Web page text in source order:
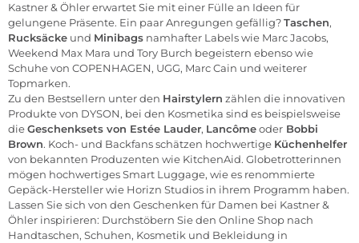
Kastner & Öhler erwartet Sie mit einer Fülle an Ideen für
gelungene Präsente. Ein paar Anregungen gefällig?Taschen,
Rucksäcke und Minibags namhafter Labels wie Marc Jacobs,
Weekend Max Mara und Tory Burch begeistern ebenso wie
Schuhe von COPENHAGEN, UGG, Marc Cain und weiterer
Topmarken.
Zu den Bestsellern unter den Hairstylern zählen die innovativen
Produkte von DYSON, bei den Kosmetika sind es beispielsweise
dieGeschenksets von Estée Lauder, Lancômeoder Bobbi
Brown. Koch- und Backfans schätzen hochwertige Küchenhelfer
von bekannten Produzenten wie KitchenAid. Globetrotterinnen
mögen hochwertiges Smart Luggage, wie es renommierte
Gepäck-Hersteller wie Horizn Studios in ihrem Programm haben.
Lassen Sie sich von den Geschenken für Damen bei Kastner &
Öhler inspirieren: Durchstöbern Sie den Online Shop nach
Handtaschen, Schuhen, Kosmetik und Bekleidung in